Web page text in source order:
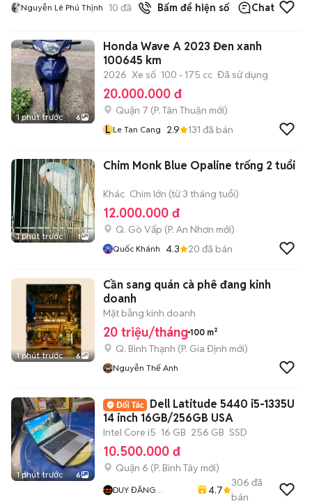
Nguyễn Lê Phú Thịnh 10 đã bán Bấm để hiện số Chat
1 phút trước 6
Honda Wave A 2023 Đen xanh
100645 km
2026 Xe số 100 - 175 cc Đã sử dụng
20.000.000 đ
Quận 7 (P. Tân Thuận mới)
L Le Tan Cang 2.9 131 đã bán
1 phút trước 1
Chim Monk Blue Opaline trống 2 tuổi
Khác Chim lớn (từ 3 tháng tuổi)
12.000.000 đ
Q. Gò Vấp (P. An Nhơn mới)
Quốc Khánh 4.3 20 đã bán
1 phút trước 6
Cần sang quán cà phê đang kinh
doanh
Mặt bằng kinh doanh
20 triệu/tháng 100 m²
Q. Bình Thạnh (P. Gia Định mới)
Nguyễn Thế Anh
1 phút trước 6
Dell Latitude 5440 i5-1335U
14 inch 16GB/256GB USA
Intel Core i5 16 GB 256 GB SSD
10.500.000 đ
Quận 6 (P. Bình Tây mới)
DUY ĐĂNG
4.7
306 đã
bán